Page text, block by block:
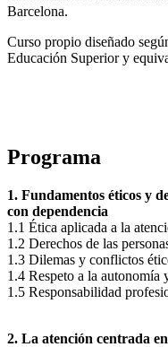
Barcelona.
Curso propio diseñado
Educación Superior y
Programa
1. Fundamentos éticos y
con dependencia
1.1 Ética aplicada a la
1.2 Derechos de las
1.3 Dilemas y conflictos
1.4 Respeto a la autonomía
1.5 Responsabilidad
2. La atención centrada